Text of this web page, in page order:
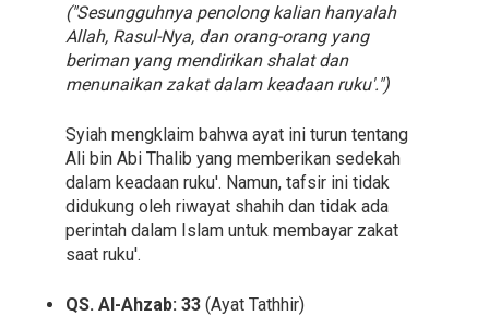
("Sesungguhnya penolong kalian hanyalah
Allah, Rasul-Nya, dan orang-orang yang
beriman yang mendirikan shalat dan
menunaikan zakat dalam keadaan ruku'.")
Syiah mengklaim bahwa ayat ini turun tentang
Ali bin Abi Thalib yang memberikan sedekah
dalam keadaan ruku'. Namun, tafsir ini tidak
didukung oleh riwayat shahih dan tidak ada
perintah dalam Islam untuk membayar zakat
saat ruku'.
QS. Al-Ahzab: 33 (Ayat Tathhir)